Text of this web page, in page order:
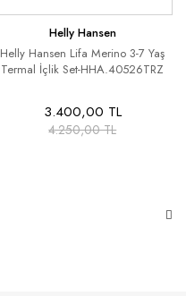
Helly Hansen
Helly Hansen Lifa Merino 3-7 Yaş
Termal İçlik Set-HHA.40526TRZ
3.400,00 TL
4.250,00 TL